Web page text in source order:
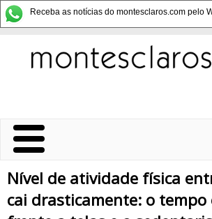
Receba as notícias do montesclaros.com pelo
Nível de atividade física
cai drasticamente: o tempo